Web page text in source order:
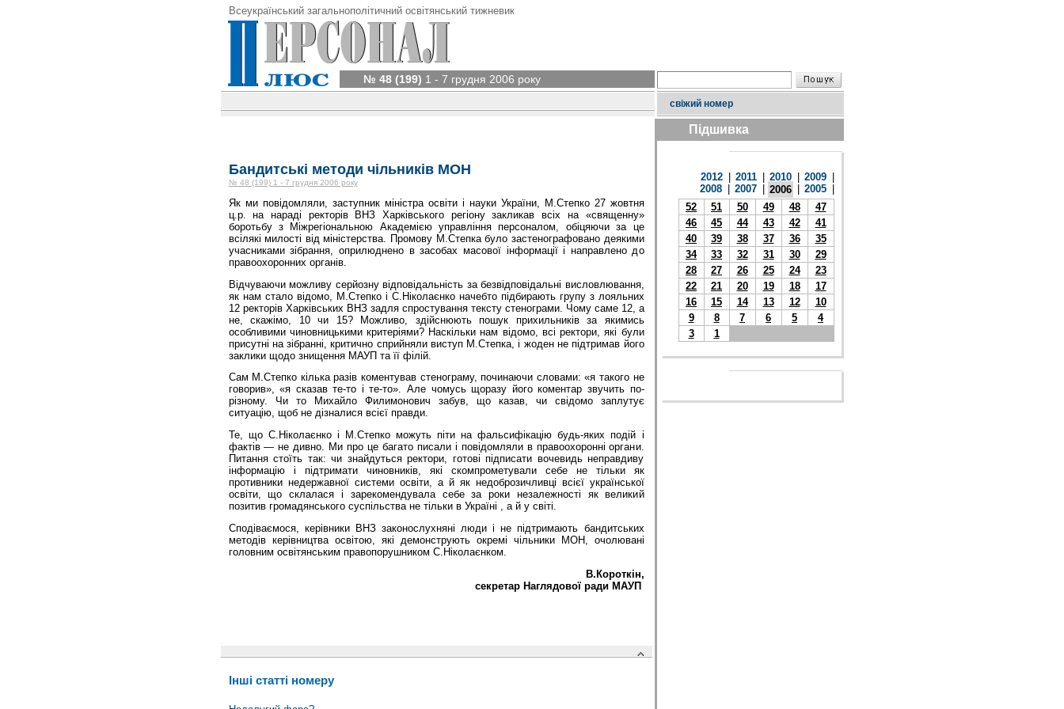
Всеукраїнський загальнополітичний освітянський тижневик
№ 48 (199) 1 - 7 грудня 2006 року
свіжий номер
Бандитські методи чільників МОН
№ 48 (199) 1 - 7 грудня 2006 року
Як ми повідомляли, заступник міністра освіти і науки України, М.Степко 27 жовтня
ц.р. на нараді ректорів ВНЗ Харківського регіону закликав всіх на «священну»
боротьбу з Міжрегіональною Академією управління персоналом, обіцяючи за це
всілякі милості від міністерства. Промову М.Степка було застенографовано деякими
учасниками зібрання, оприлюднено в засобах масової інформації і направлено до
правоохоронних органів.
Відчуваючи можливу серйозну відповідальність за безвідповідальні ви­словлювання,
як нам стало відомо, М.Степко і С.Ніколаєнко начебто підбирають групу з лояльних
12 ректорів Харківських ВНЗ задля спростування тексту стенограми. Чому саме 12, а
не, скажімо, 10 чи 15? Можливо, здійснюють пошук прихильників за якимись
особливими чиновницькими критеріями? Наскільки нам відомо, всі ректори, які були
присутні на зібранні, критично сприйняли виступ М.Степка, і жоден не підтримав його
заклики щодо знищення МАУП та її філій.
Сам М.Степко кілька разів коментував стенограму, починаючи словами: «я такого не
говорив», «я сказав те-то і те-то». Але чомусь щоразу його коментар звучить по-
різному. Чи то Михайло Филимонович забув, що казав, чи свідомо заплутує
ситуацію, щоб не дізналися всієї правди.
Те, що С.Ніколаєнко і М.Степко можуть піти на фальсифікацію будь-яких подій і
фактів — не дивно. Ми про це багато писали і повідомляли в правоохоронні органи.
Питання стоїть так: чи знайдуться ректори, готові підписати вочевидь неправдиву
інформацію і підтримати чиновників, які скомпрометували себе не тільки як
противники недержавної системи освіти, а й як недоброзичливці всієї укра­їн­ської
освіти, що склалася і зарекомендувала себе за роки незалежності як великий
позитив громадянського суспільства не тільки в Україні , а й у світі.
Сподіваємося, керівники ВНЗ законослухняні люди і не підтримають бандитських
методів керів­ництва освітою, які демонструють окремі чільники МОН, очолювані
головним освітянським правопорушником С.Ніколаєнком.
В.Короткін,
секретар Наглядової ради МАУП
Інші статті номеру
Підшивка
2012 2011 2010 2009
2008
2007 2006 2005
52
51 50 49 48
47
46
45 44 43 42
41
40
39 38 37 36
35
34
33 32 31 30
29
28
27 26 25 24
23
22
21 20 19 18
17
16
15 14 13 12
10
9
8 7 6 5
4
3
1